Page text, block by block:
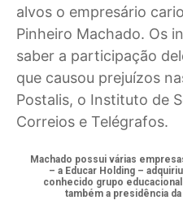
alvos o empresário
Pinheiro Machado. Os
saber a participação
que causou prejuízos
Postalis, o Instituto de
Correios e Telégrafos.
Machado possui várias
– a Educar Holding –
conhecido grupo
também a presidência